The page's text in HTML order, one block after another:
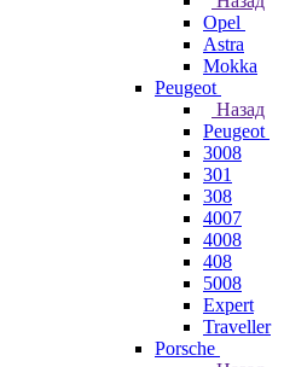
Opel
Astra
Mokka
Peugeot
Назад
Peugeot
3008
301
308
4007
4008
408
5008
Expert
Traveller
Porsche